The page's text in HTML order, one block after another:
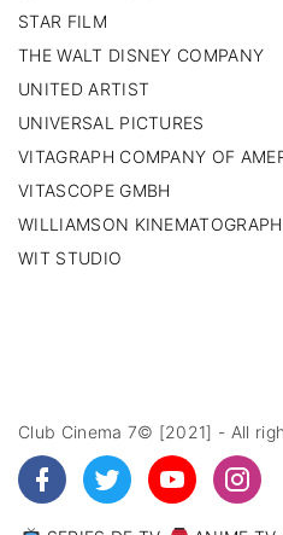
STAR FILM
THE WALT DISNEY COMPANY
UNITED ARTIST
UNIVERSAL PICTURES
VITAGRAPH COMPANY OF
VITASCOPE GMBH
WILLIAMSON
WIT STUDIO
Club Cinema 7© [2021] - All